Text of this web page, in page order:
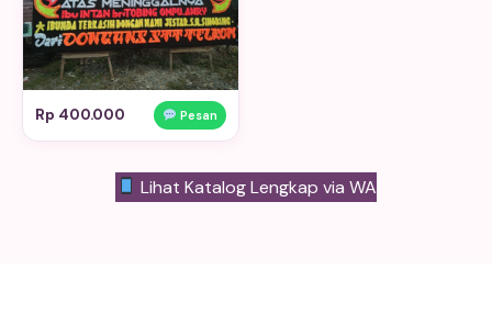
Rp 400.000 Pesan
Lihat Katalog Lengkap via WA